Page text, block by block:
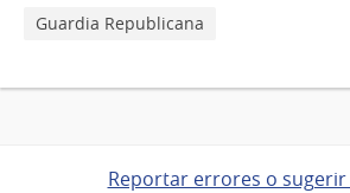
Guardia Republicana
Reportar errores o